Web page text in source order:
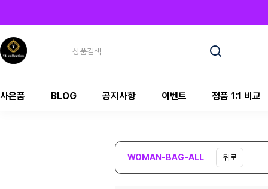
사은품 BLOG 공지사항 이벤트 정품 1:1 비교
WOMAN-BAG-ALL 뒤로